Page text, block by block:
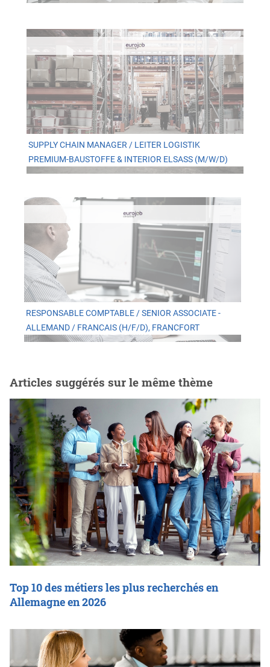
SUPPLY CHAIN MANAGER / LEITER LOGISTIK
PREMIUM-BAUSTOFFE & INTERIOR ELSASS (M/W/D)
RESPONSABLE COMPTABLE / SENIOR ASSOCIATE -
ALLEMAND / FRANCAIS (H/F/D), FRANCFORT
Articles suggérés sur le même thème
Top 10 des métiers les plus recherchés en
Allemagne en 2026